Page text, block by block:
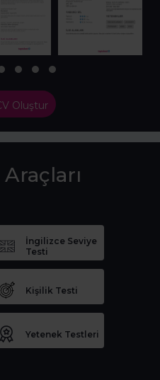
Oluştur
Araçları
İngilizce Seviye
Testi
Kişilik Testi
Yetenek Testleri